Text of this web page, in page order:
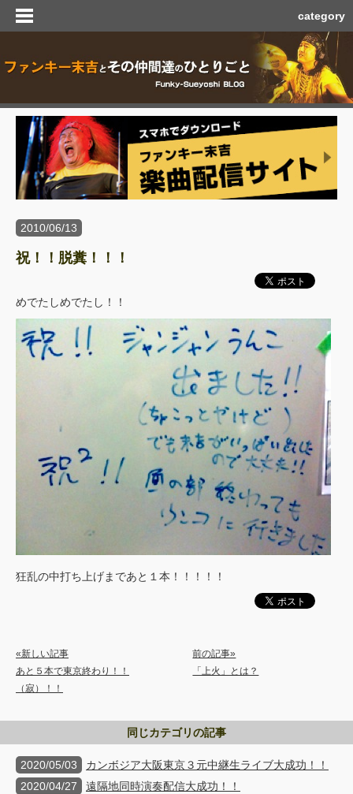
category
2010/06/13
祝！！脱糞！！！
めでたしめでたし！！
狂乱の中打ち上げまであと１本！！！！！
«新しい記事
あと５本で東京終わり！！
（寂）！！
前の記事»
「上火」とは？
同じカテゴリの記事
2020/05/03
カンボジア大阪東京３元中継生ライブ大成功！！
2020/04/27
遠隔地同時演奏配信大成功！！